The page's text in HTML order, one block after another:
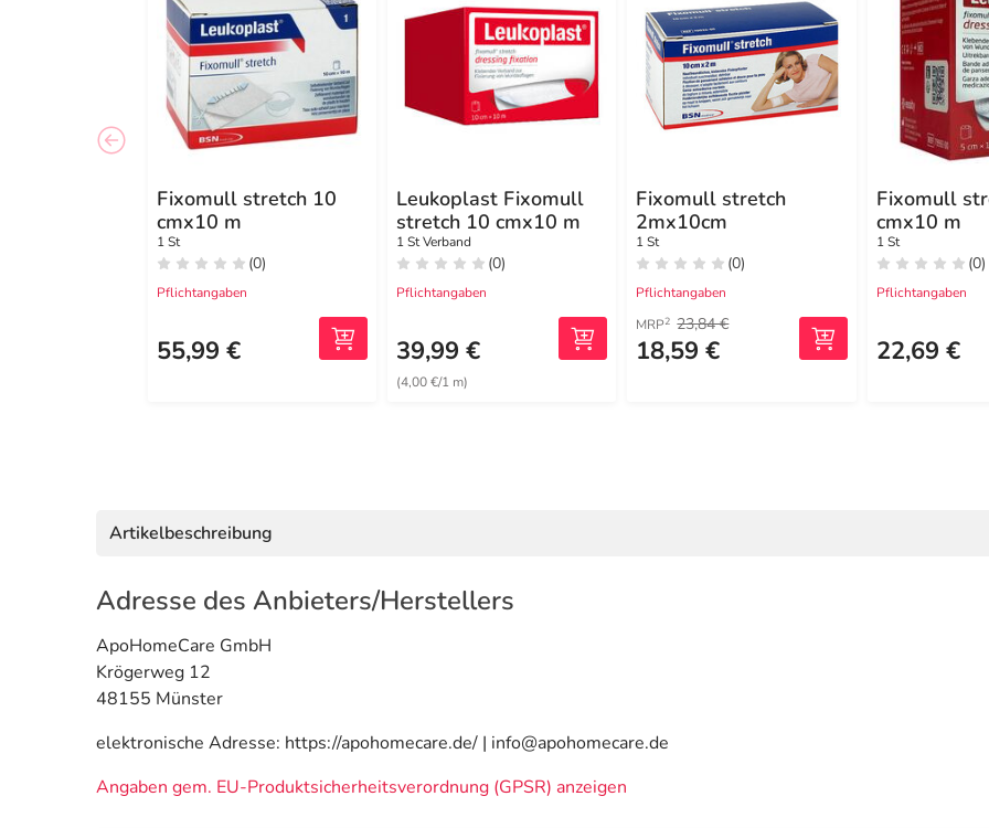
Fixomull stretch 10
cmx10 m
1 St
(0)
Pflichtangaben
55,99 €
Leukoplast Fixomull
stretch 10 cmx10 m
1 St Verband
(0)
Pflichtangaben
39,99 €
(4,00 €/1 m)
Fixomull stretch
2mx10cm
1 St
(0)
Pflichtangaben
MRP2 23,84 €
18,59 €
Fixomull
cmx10 m
1 St
(0)
Pflichtangaben
22,69 €
Artikelbeschreibung
Adresse des Anbieters/Herstellers
ApoHomeCare GmbH
Krögerweg 12
48155 Münster
elektronische Adresse: https://apohomecare.de/ | info@apohomecare.de
Angaben gem. EU-Produktsicherheitsverordnung (GPSR) anzeigen